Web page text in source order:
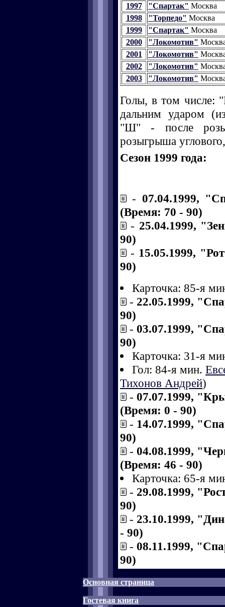
1997
"Спартак" Москва
1998
"Торпедо" Москва
1999
"Спартак" Москва
2000
"Локомотив"
2001
"Локомотив"
2002
"Локомотив"
2003
"Локомотив"
Голы, в том числе:
дальним ударом
"Ш" - после
розыгрыша
Сезон 1999 года:
- 07.04.1999,
(Время: 70 - 90)
- 25.04.1999,
90)
- 15.05.1999,
90)
Карточка: 85-я
- 22.05.1999,
90)
- 03.07.1999,
90)
Карточка: 31-я
Гол: 84-я мин.
Тихонов Андрей)
- 07.07.1999,
(Время: 0 - 90)
- 14.07.1999,
90)
- 04.08.1999,
(Время: 46 - 90)
Карточка: 65-я
- 29.08.1999,
90)
- 23.10.1999,
- 90)
- 08.11.1999,
90)
Основная страница
Гостевая книга